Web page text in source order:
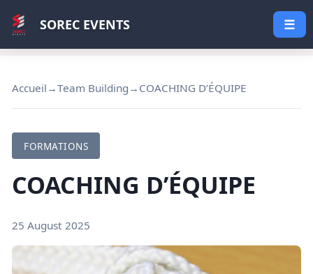
SOREC EVENTS ☰
Accueil →Team Building → COACHING D’ÉQUIPE
FORMATIONS
COACHING D’ÉQUIPE
25 August 2025